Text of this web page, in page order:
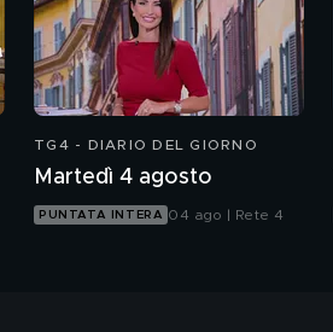
TG4 - DIARIO DEL GIORNO
Martedì 4 agosto
PUNTATA INTERA 04 ago | Rete 4